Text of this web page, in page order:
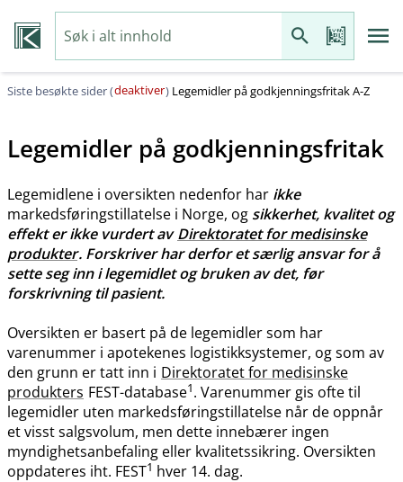
Siste besøkte sider (deaktiver) Legemidler på godkjenningsfritak A-Z
Legemidler på godkjenningsfritak
Legemidlene i oversikten nedenfor har ikke
markedsføringstillatelse i Norge, og sikkerhet, kvalitet og
effekt er ikke vurdert avDirektoratet for medisinske
produkter. Forskriver har derfor et særlig ansvar for å
sette seg inn i legemidlet og bruken av det, før
forskrivning til pasient.
Oversikten er basert på de legemidler som har
varenummer i apotekenes logistikksystemer, og som av
den grunn er tatt inn i Direktoratet for medisinske
produkters FEST-database1. Varenummer gis ofte til
legemidler uten markedsføringstillatelse når de oppnår
et visst salgsvolum, men dette innebærer ingen
myndighetsanbefaling eller kvalitetssikring. Oversikten
oppdateres iht. FEST1 hver 14. dag.